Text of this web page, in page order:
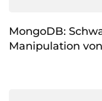
MongoDB:
Manipulation